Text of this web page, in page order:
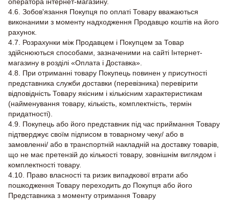
4.6. Зобов'язання Покупця по оплаті Товару вважаються
виконаними з моменту надходження Продавцю коштів на його
рахунок.
4.7. Розрахунки між Продавцем і Покупцем за Товар
здійснюються способами, зазначеними на сайті Інтернет-
магазину в розділі «Оплата і Доставка».
4.8. При отриманні товару Покупець повинен у присутності
представника служби доставки (перевізника) перевірити
відповідність Товару якісним і кількісним характеристикам
(найменування товару, кількість, комплектність, термін
придатності).
4.9. Покупець або його представник під час приймання Товару
підтверджує своїм підписом в товарному чеку/ або в
замовленні/ або в транспортній накладній на доставку товарів,
що не має претензій до кількості товару, зовнішнім виглядом і
комплектності товару.
4.10. Право власності та ризик випадкової втрати або
пошкодження Товару переходить до Покупця або його
Представника з моменту отримання Товару